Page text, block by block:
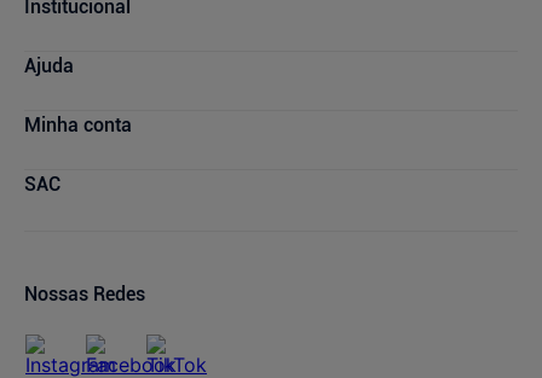
Consultas Médicas
Drogasmil Plus
Descontos de laboratórios
Institucional
Blog Drogasmil
Marcas Parceiras
Quem Somos
Ajuda
Dúvidas Frequentes
Condições de Pagamento
Compra Recorrente
Minha conta
Minha conta
SAC
Nossas Redes